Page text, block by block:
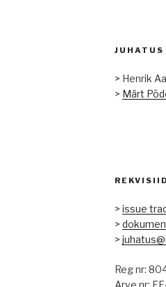
JUHATUS
> Henrik
> Märt
> issue
>
>
Reg nr:
Arve nr: